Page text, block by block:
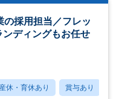
の採用担当／フレッ
ディングもお任せ
産休・育休あり 賞与あり